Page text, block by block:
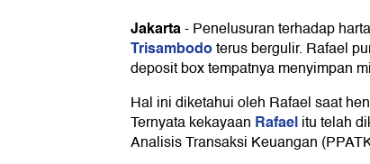
Jakarta-Penelusuran terhadap
Trisambodoterus bergulir. Rafael
deposit box tempatnya menyimpan
Hal ini diketahui oleh Rafael saat
Ternyata kekayaan Rafaelitu telah
Analisis Transaksi Keuangan